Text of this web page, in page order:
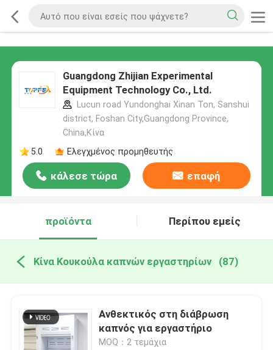
Guangdong Zhijian Experimental
Equipment Technology Co., Ltd.
Lucun road Yundonghai Xinan Ton, Sanshui
district, Foshan City,Guangdong Province,
China,Κίνα
5.0
Ελεγχμένος προμηθευτής
κάλεσε τώρα επαφή
προϊόντα Περίπου εμείς
Κίνα Κουκούλα καπνών εργαστηρίων (87)
Ανθεκτικός στη διάβρωση
καπνός για εργαστήριο
MOQ：2 τεμάχια